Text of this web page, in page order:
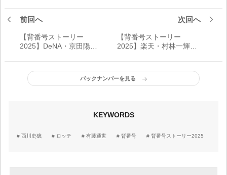
前回へ
【背番号ストーリー
2025】DeNA・京田陽太
更後 込められた二人分
の思い
次回へ
【背番号ストーリー
2025】楽天・村林一輝
た背番号&ポジション
バックナンバーを見る
KEYWORDS
西川史礁 ロッテ 有藤通世 背番号 背番号ストーリー2025